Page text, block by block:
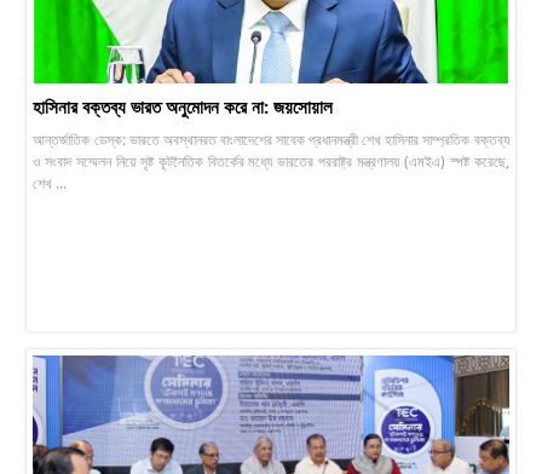
হাসিনার বক্তব্য ভারত অনুমোদন করে না: জয়সোয়াল
আন্তর্জাতিক ডেস্ক: ভারতে অবস্থানরত বাংলাদেশের সাবেক প্রধানমন্ত্রী শেখ হাসিনার সাম্প্রতিক বক্তব্য
ও সংবাদ সম্মেলন নিয়ে সৃষ্ট কূটনৈতিক বিতর্কের মধ্যে ভারতের পররাষ্ট্র মন্ত্রণালয় (এমইএ) স্পষ্ট করেছে,
শেখ ...